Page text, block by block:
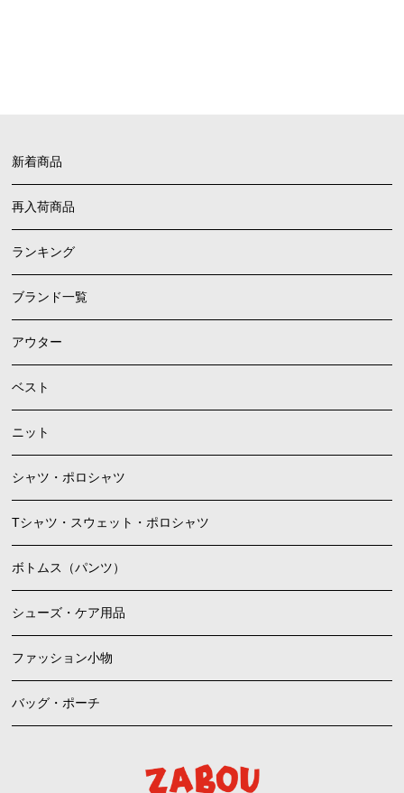
新着商品
再入荷商品
ランキング
ブランド一覧
アウター
ベスト
ニット
シャツ・ポロシャツ
Tシャツ・スウェット・ポロシャツ
ボトムス（パンツ）
シューズ・ケア用品
ファッション小物
バッグ・ポーチ